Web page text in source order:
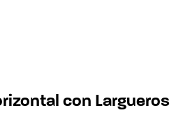
con Largueros